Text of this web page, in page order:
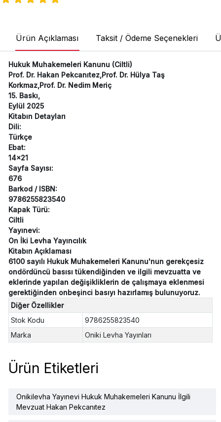
Ürün Açıklaması Taksit / Ödeme Seçenekleri
Hukuk Muhakemeleri Kanunu (Ciltli)
Prof. Dr. Hakan Pekcanıtez,Prof. Dr. Hülya Taş
Korkmaz,Prof. Dr. Nedim Meriç
15. Baskı,
Eylül 2025
Kitabın Detayları
Dili:
Türkçe
Ebat:
14x21
Sayfa Sayısı:
676
Barkod / ISBN:
9786255823540
Kapak Türü:
Ciltli
Yayınevi:
On İki Levha Yayıncılık
Kitabın Açıklaması
6100 sayılı Hukuk Muhakemeleri Kanunu'nun gerekçesiz
ondördüncü basısı tükendiğinden ve ilgili mevzuatta ve
eklerinde yapılan değişikliklerin de çalışmaya eklenmesi
gerektiğinden onbeşinci basıyı hazırlamış bulunuyoruz.
Diğer Özellikler
Stok Kodu
9786255823540
Marka
Oniki Levha Yayınları
Ürün Etiketleri
Onikilevha Yayınevi Hukuk Muhakemeleri Kanunu İlgili
Mevzuat Hakan Pekcanıtez